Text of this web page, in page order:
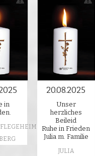
in
20.08.2025
Unser
herzliches
Beileid
Ruhe in Frieden
Julia m. Familie
JULIA